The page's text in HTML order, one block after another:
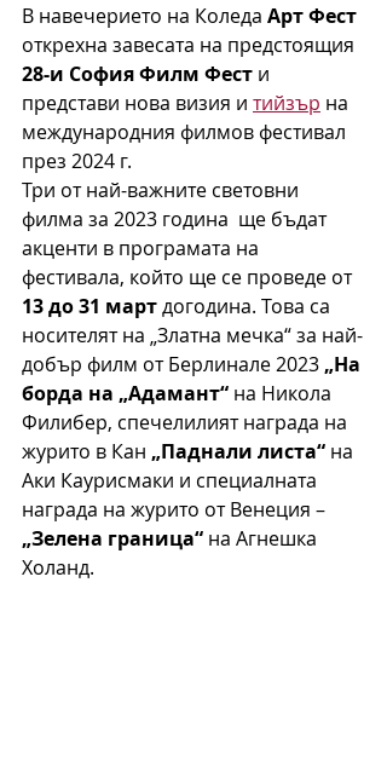
В навечерието на Коледа Арт Фест
открехна завесата на предстоящия
28-и София Филм Фест и
представи нова визия и тийзър на
международния филмов фестивал
през 2024 г.
Три от най-важните световни
филма за 2023 година  ще бъдат
акценти в програмата на
фестивала, който ще се проведе от
13 до 31 март догодина. Това са
носителят на „Златна мечка“ за най-
добър филм от Берлинале 2023 „На
борда на „Адамант“ на Никола
Филибер, спечелилият награда на
журито в Кан „Паднали листа“ на
Аки Каурисмаки и специалната
награда на журито от Венеция –
„Зелена граница“ на Агнешка
Холанд.